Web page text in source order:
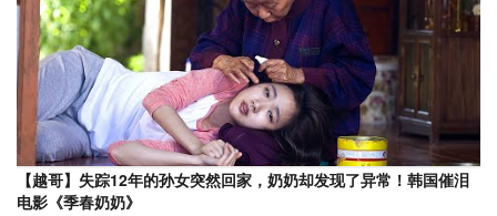
【越哥】失踪12年的孙女突然回家，奶奶却发现了异常！韩国催泪
电影《季春奶奶》